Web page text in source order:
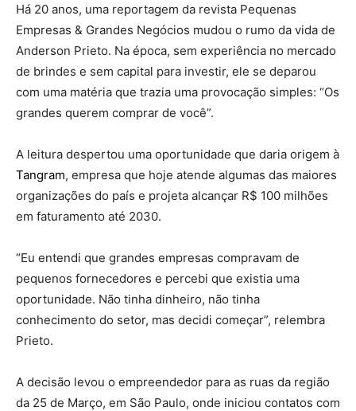
Há 20 anos, uma reportagem da revista Pequenas
Empresas & Grandes Negócios mudou o rumo da vida de
Anderson Prieto. Na época, sem experiência no mercado
de brindes e sem capital para investir, ele se deparou
com uma matéria que trazia uma provocação simples: “Os
grandes querem comprar de você”.
A leitura despertou uma oportunidade que daria origem à
Tangram, empresa que hoje atende algumas das maiores
organizações do país e projeta alcançar R$ 100 milhões
em faturamento até 2030.
“Eu entendi que grandes empresas compravam de
pequenos fornecedores e percebi que existia uma
oportunidade. Não tinha dinheiro, não tinha
conhecimento do setor, mas decidi começar”, relembra
Prieto.
A decisão levou o empreendedor para as ruas da região
da 25 de Março, em São Paulo, onde iniciou contatos com